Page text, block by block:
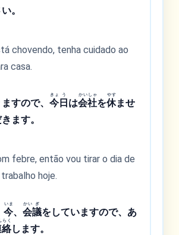
。
chovendo, tenha cuidado ao
casa.
すので、今
きょ
日
う
は会
かい
社
しゃ
を休
やす
ませ
ます。
febre, então vou tirar o dia de
hoje.
今
いま
、会
かい
議
ぎ
をしていますので、あ
絡
らく
します。